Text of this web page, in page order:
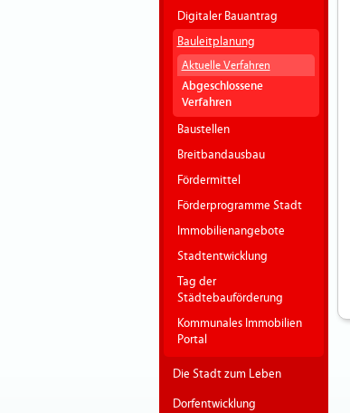
Digitaler Bauantrag
Bauleitplanung
Aktuelle Verfahren
Abgeschlossene
Verfahren
Baustellen
Breitbandausbau
Fördermittel
Förderprogramme Stadt
Immobilienangebote
Stadtentwicklung
Tag der
Städtebauförderung
Kommunales Immobilien
Portal
Die Stadt zum Leben
Dorfentwicklung